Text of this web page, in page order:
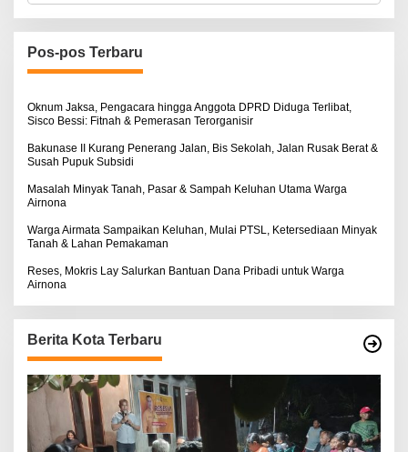
r
i
u
n
u
:
Pos-pos Terbaru
Oknum Jaksa, Pengacara hingga Anggota DPRD Diduga Terlibat,
Sisco Bessi: Fitnah & Pemerasan Terorganisir
Bakunase II Kurang Penerang Jalan, Bis Sekolah, Jalan Rusak Berat &
Susah Pupuk Subsidi
Masalah Minyak Tanah, Pasar & Sampah Keluhan Utama Warga
Airnona
Warga Airmata Sampaikan Keluhan, Mulai PTSL, Ketersediaan Minyak
Tanah & Lahan Pemakaman
Reses, Mokris Lay Salurkan Bantuan Dana Pribadi untuk Warga
Airnona
Berita Kota Terbaru